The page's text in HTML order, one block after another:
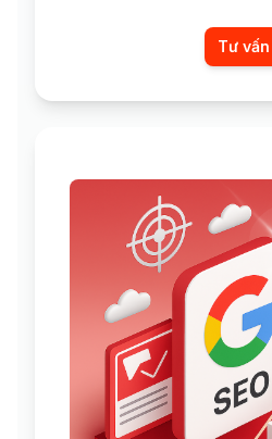
Tư vấn